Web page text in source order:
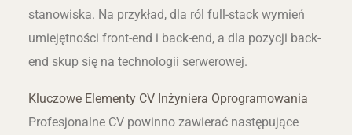
stanowiska. Na przykład, dla ról full-stack wymień
umiejętności front-end i back-end, a dla pozycji back-
end skup się na technologii serwerowej.
Kluczowe Elementy CV Inżyniera Oprogramowania
Profesjonalne CV powinno zawierać następujące